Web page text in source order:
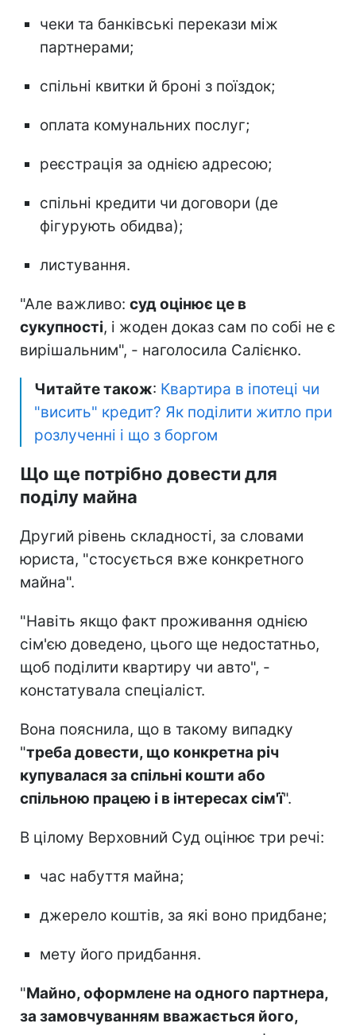
чеки та банківські перекази між
партнерами;
спільні квитки й броні з поїздок;
оплата комунальних послуг;
реєстрація за однією адресою;
спільні кредити чи договори (де
фігурують обидва);
листування.
"Але важливо: суд оцінює це в
сукупності, і жоден доказ сам по собі не є
вирішальним", - наголосила Салієнко.
Читайте також: Квартира в іпотеці чи
"висить" кредит? Як поділити житло при
розлученні і що з боргом
Що ще потрібно довести для
поділу майна
Другий рівень складності, за словами
юриста, "стосується вже конкретного
майна".
"Навіть якщо факт проживання однією
сім'єю доведено, цього ще недостатньо,
щоб поділити квартиру чи авто", -
констатувала спеціаліст.
Вона пояснила, що в такому випадку
"треба довести, що конкретна річ
купувалася за спільні кошти або
спільною працею і в інтересах сім'ї".
В цілому Верховний Суд оцінює три речі:
час набуття майна;
джерело коштів, за які воно придбане;
мету його придбання.
"Майно, оформлене на одного партнера,
за замовчуванням вважається його,